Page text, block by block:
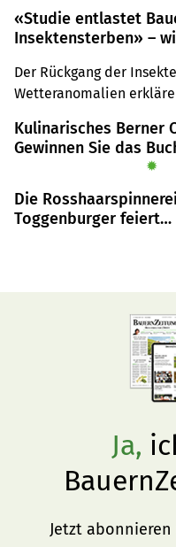
«Studie entlastet
Insektensterben» –
Der Rückgang der
Wetteranomalien
Kulinarisches Berner
Gewinnen Sie das
✹
Die Rosshaarspinnerei
Toggenburger feiert
Ja,
Jetzt